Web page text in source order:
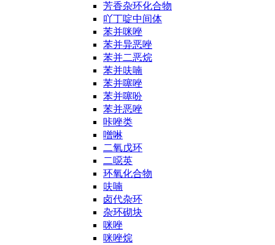
芳香杂环化合物
吖丁啶中间体
苯并咪唑
苯并异恶唑
苯并二恶烷
苯并呋喃
苯并噻唑
苯并噻吩
苯并恶唑
咔唑类
噌啉
二氧戊环
二噁英
环氧化合物
呋喃
卤代杂环
杂环砌块
咪唑
咪唑烷